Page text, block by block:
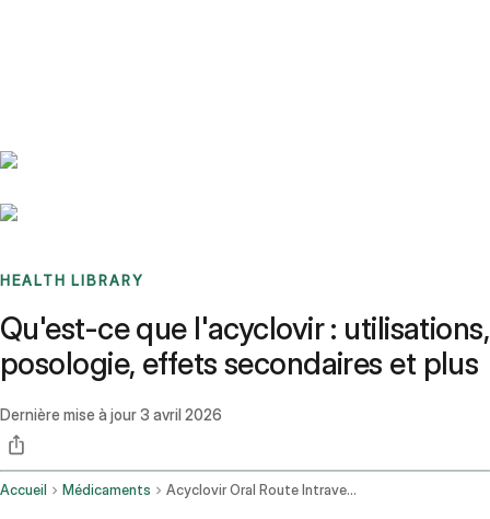
HEALTH LIBRARY
Qu'est-ce que l'acyclovir : utilisations,
posologie, effets secondaires et plus
Dernière mise à jour3 avril 2026
Accueil Médicaments Acyclovir Oral Route Intravenous Route